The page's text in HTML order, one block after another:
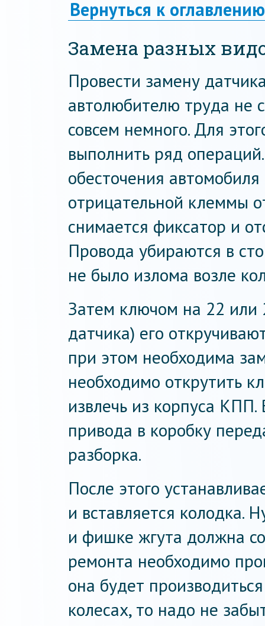
Вернуться к оглавлению
Замена разных
Провести замену
автолюбителю труда не
совсем немного. Для
выполнить ряд
обесточения
отрицательной клеммы
снимается фиксатор и
Провода убираются в
не было излома возле
Затем ключом на 22 или
датчика) его
при этом необходима
необходимо открутить
извлечь из корпуса
привода в коробку
разборка.
После этого
и вставляется колодка.
и фишке жгута должна
ремонта необходимо
она будет
колесах, то надо не